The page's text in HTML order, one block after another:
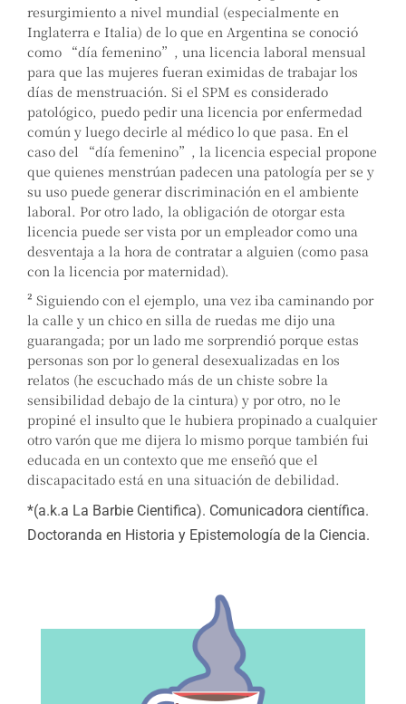
resurgimiento a nivel mundial (especialmente en
Inglaterra e Italia) de lo que en Argentina se conoció
como “día femenino”, una licencia laboral mensual
para que las mujeres fueran eximidas de trabajar los
días de menstruación. Si el SPM es considerado
patológico, puedo pedir una licencia por enfermedad
común y luego decirle al médico lo que pasa. En el
caso del “día femenino”, la licencia especial propone
que quienes menstrúan padecen una patología per se y
su uso puede generar discriminación en el ambiente
laboral. Por otro lado, la obligación de otorgar esta
licencia puede ser vista por un empleador como una
desventaja a la hora de contratar a alguien (como pasa
con la licencia por maternidad).
² Siguiendo con el ejemplo, una vez iba caminando por
la calle y un chico en silla de ruedas me dijo una
guarangada; por un lado me sorprendió porque estas
personas son por lo general desexualizadas en los
relatos (he escuchado más de un chiste sobre la
sensibilidad debajo de la cintura) y por otro, no le
propiné el insulto que le hubiera propinado a cualquier
otro varón que me dijera lo mismo porque también fui
educada en un contexto que me enseñó que el
discapacitado está en una situación de debilidad.
*(a.k.a La Barbie Cientifica). Comunicadora científica.
Doctoranda en Historia y Epistemología de la Ciencia.